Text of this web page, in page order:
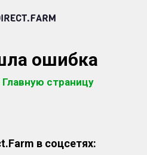
ошибка
страницу
в соцсетях: